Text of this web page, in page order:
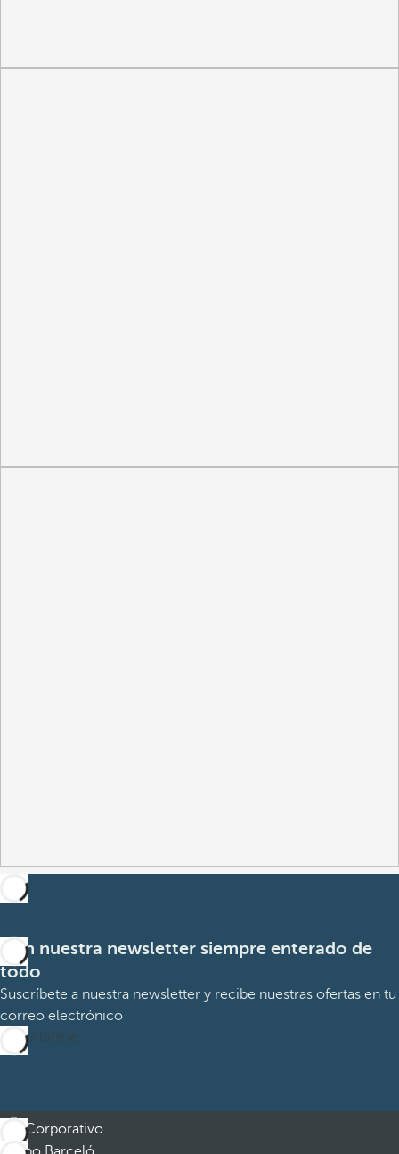
Con nuestra newsletter siempre enterado de
todo
Suscríbete a nuestra newsletter y recibe nuestras ofertas en tu
correo electrónico
Suscribirme
Corporativo